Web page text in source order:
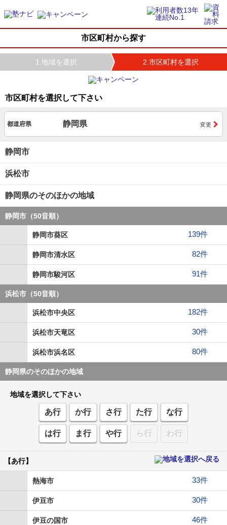
市区町村から探す
1.地域を選択 2.市区町村を選択
市区町村を選択して下さい
都道府県 静岡県 変更
静岡市
浜松市
静岡県のそのほかの地域
静岡市（50音順）
静岡市葵区 139件
静岡市清水区 82件
静岡市駿河区 91件
浜松市（50音順）
浜松市中央区 182件
浜松市天竜区 30件
浜松市浜名区 80件
静岡県のそのほかの地域
地域を選択して下さい
あ行 か行 さ行 た行 な行
は行 ま行 や行 ら行 わ行
【あ行】
熱海市 33件
伊豆市 30件
伊豆の国市 46件